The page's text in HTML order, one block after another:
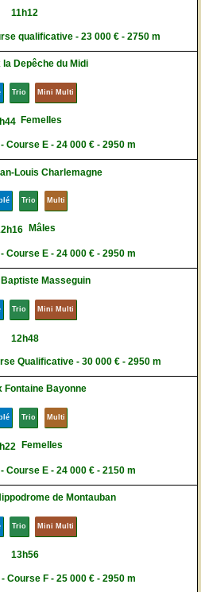
11h12
qualificative - 23 000 € - 2750 m
la Depêche du Midi
Trio Mini Multi
Femelles
Course E - 24 000 € - 2950 m
Louis Charlemagne
Trio Multi
Mâles
Course E - 24 000 € - 2950 m
Baptiste Masseguin
Trio Mini Multi
12h48
Qualificative - 30 000 € - 2950 m
Fontaine Bayonne
Trio Multi
Femelles
Course E - 24 000 € - 2150 m
de Montauban
Trio Mini Multi
13h56
Course F - 25 000 € - 2950 m